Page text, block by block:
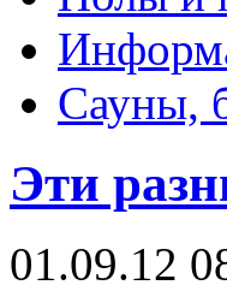
Сауны,
Эти
01.09.12